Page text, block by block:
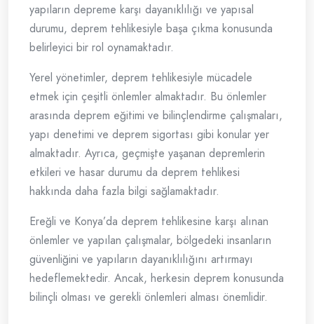
yapıların depreme karşı dayanıklılığı ve yapısal
durumu, deprem tehlikesiyle başa çıkma konusunda
belirleyici bir rol oynamaktadır.
Yerel yönetimler, deprem tehlikesiyle mücadele
etmek için çeşitli önlemler almaktadır. Bu önlemler
arasında deprem eğitimi ve bilinçlendirme çalışmaları,
yapı denetimi ve deprem sigortası gibi konular yer
almaktadır. Ayrıca, geçmişte yaşanan depremlerin
etkileri ve hasar durumu da deprem tehlikesi
hakkında daha fazla bilgi sağlamaktadır.
Ereğli ve Konya’da deprem tehlikesine karşı alınan
önlemler ve yapılan çalışmalar, bölgedeki insanların
güvenliğini ve yapıların dayanıklılığını artırmayı
hedeflemektedir. Ancak, herkesin deprem konusunda
bilinçli olması ve gerekli önlemleri alması önemlidir.